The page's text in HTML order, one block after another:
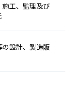
工、監理及び
設計、製造販